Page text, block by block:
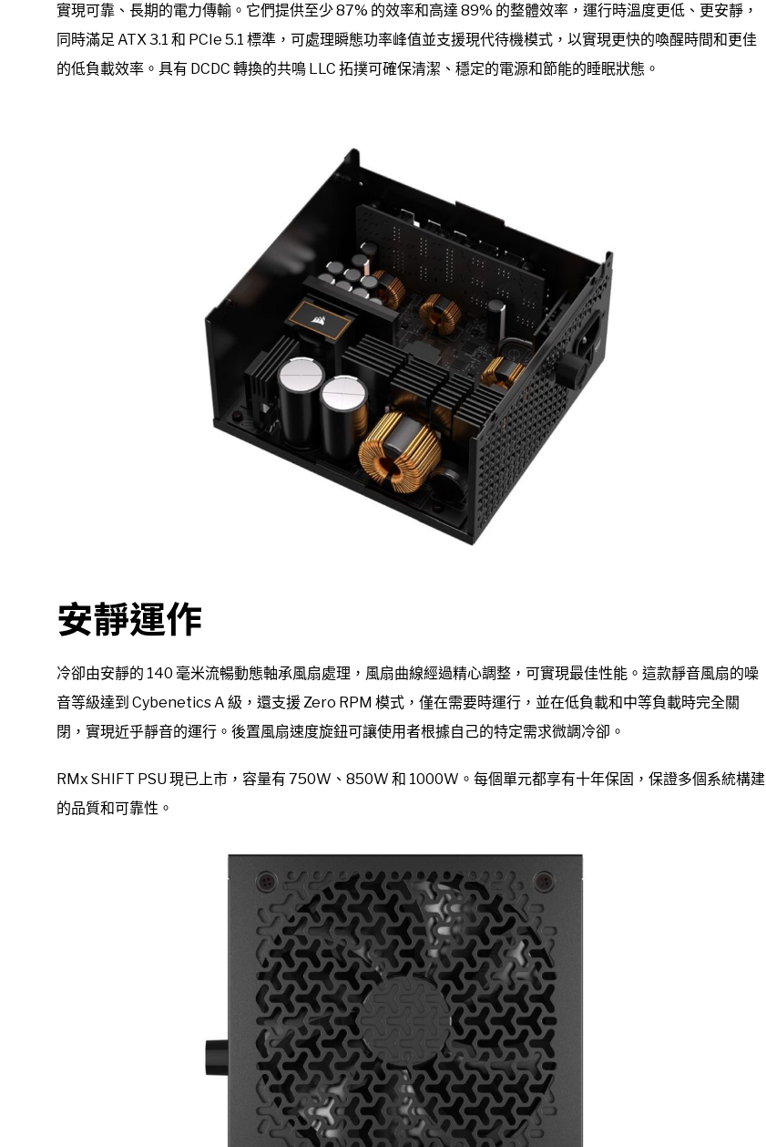
實現可靠、長期的電力傳輸。它們提供至少 87% 的效率和高達 89% 的整體效率，運行時溫度更低、更安靜，
同時滿足 ATX 3.1 和 PCIe 5.1 標準，可處理瞬態功率峰值並支援現代待機模式，以實現更快的喚醒時間和更佳
的低負載效率。具有 DCDC 轉換的共鳴 LLC 拓撲可確保清潔、穩定的電源和節能的睡眠狀態。
安靜運作
冷卻由安靜的 140 毫米流暢動態軸承風扇處理，風扇曲線經過精心調整，可實現最佳性能。這款靜音風扇的噪
音等級達到 Cybenetics A 級，還支援 Zero RPM 模式，僅在需要時運行，並在低負載和中等負載時完全關
閉，實現近乎靜音的運行。後置風扇速度旋鈕可讓使用者根據自己的特定需求微調冷卻。
RMx SHIFT PSU 現已上市，容量有 750W、850W 和 1000W。每個單元都享有十年保固，保證多個系統構建
的品質和可靠性。